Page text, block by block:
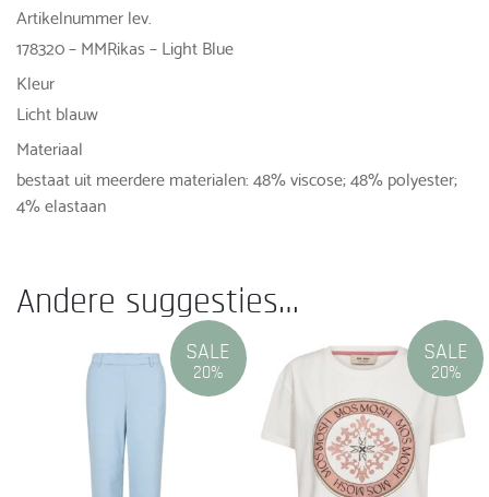
Artikelnummer lev.
178320 – MMRikas – Light Blue
Kleur
Licht blauw
Materiaal
bestaat uit meerdere materialen: 48% viscose; 48% polyester;
4% elastaan
Andere suggesties…
SALE
20%
SALE
20%